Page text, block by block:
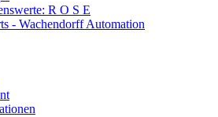
R O S E
- Wachendorff Automation